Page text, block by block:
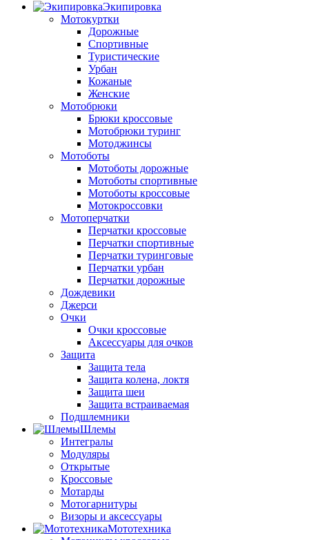
Экипировка
Мотокуртки
Дорожные
Спортивные
Туристические
Урбан
Кожаные
Женские
Мотобрюки
Брюки кроссовые
Мотобрюки туринг
Мотоджинсы
Мотоботы
Мотоботы дорожные
Мотоботы спортивные
Мотоботы кроссовые
Мотокроссовки
Мотоперчатки
Перчатки кроссовые
Перчатки спортивные
Перчатки туринговые
Перчатки урбан
Перчатки дорожные
Дождевики
Джерси
Очки
Очки кроссовые
Аксессуары для очков
Защита
Защита тела
Защита колена, локтя
Защита шеи
Защита встраиваемая
Подшлемники
Шлемы
Интегралы
Модуляры
Открытые
Кроссовые
Мотарды
Мотогарнитуры
Визоры и аксессуары
Мототехника